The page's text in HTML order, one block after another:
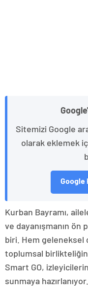
Sitemizi Google
olarak eklemek
Google
Kurban Bayramı,
ve dayanışmanın ön
biri. Hem geleneksel
toplumsal
Smart GO,
sunmaya hazırlanıyor.